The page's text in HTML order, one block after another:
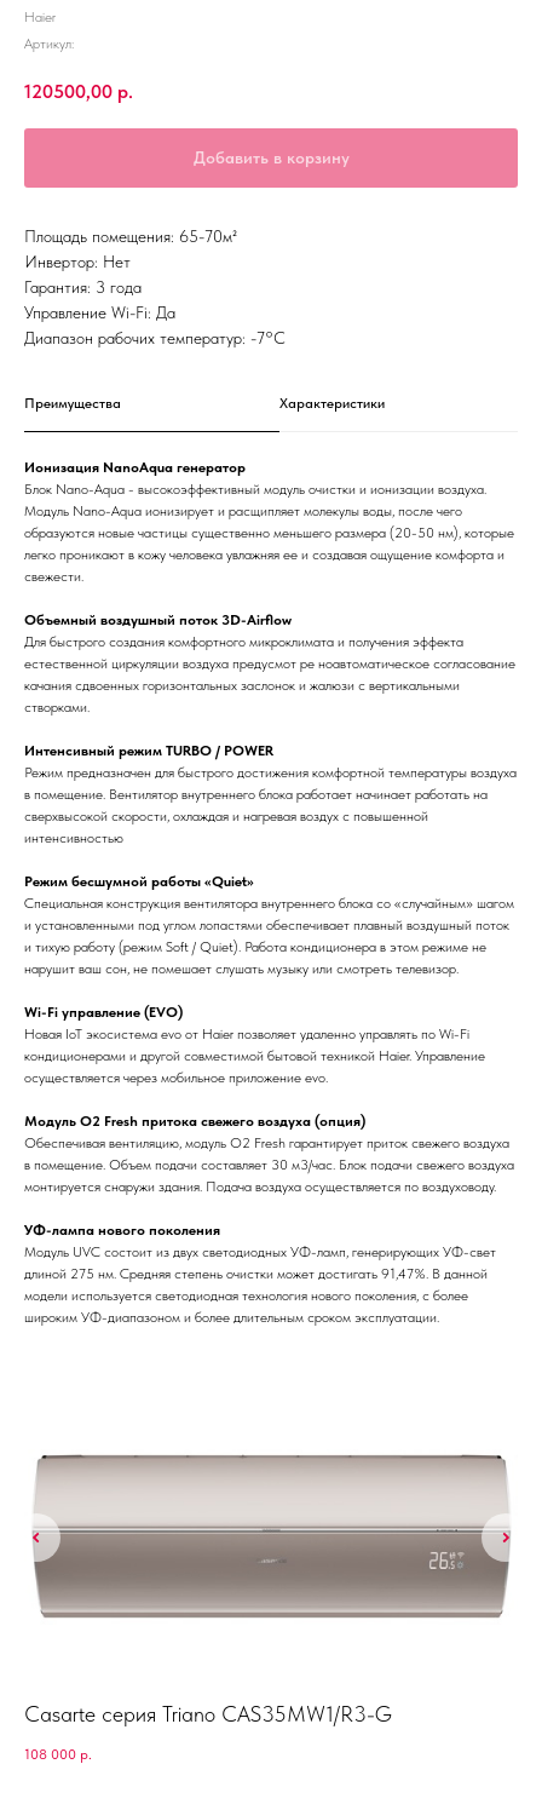
Haier
Артикул:
120500,00 р.
Добавить в корзину
Площадь помещения: 65-70м²
Инвертор: Нет
Гарантия: 3 года
Управление Wi-Fi: Да
Диапазон рабочих температур: -7°С
Преимущества Характеристики
Ионизация NanoAqua генератор
Блок Nano-Aqua - высокоэффективный модуль очистки и ионизации воздуха.
Модуль Nano-Aqua ионизирует и расщипляет молекулы воды, после чего
образуются новые частицы существенно меньшего размера (20-50 нм), которые
легко проникают в кожу человека увлажняя ее и создавая ощущение комфорта и
свежести.
Объемный воздушный поток 3D-Airflow
Для быстрого создания комфортного микроклимата и получения эффекта
естественной циркуляции воздуха предусмот ре ноавтоматическое согласование
качания сдвоенных горизонтальных заслонок и жалюзи с вертикальными
створками.
Интенсивный режим TURBO / POWER
Режим предназначен для быстрого достижения комфортной температуры воздуха
в помещение. Вентилятор внутреннего блока работает начинает работать на
сверхвысокой скорости, охлаждая и нагревая воздух с повышенной
интенсивностью
Режим бесшумной работы «Quiet»
Специальная конструкция вентилятора внутреннего блока со «случайным» шагом
и установленными под углом лопастями обеспечивает плавный воздушный поток
и тихую работу (режим Soft / Quiet). Работа кондиционера в этом режиме не
нарушит ваш сон, не помешает слушать музыку или смотреть телевизор.
Wi-Fi управление (EVO)
Новая IoT экосистема evo от Haier позволяет удаленно управлять по Wi-Fi
кондиционерами и другой совместимой бытовой техникой Haier. Управление
осуществляется через мобильное приложение evo.
Модуль O2 Fresh притока свежего воздуха (опция)
Обеспечивая вентиляцию, модуль O2 Fresh гарантирует приток свежего воздуха
в помещение. Объем подачи составляет 30 м3/час. Блок подачи свежего воздуха
монтируется снаружи здания. Подача воздуха осуществляется по воздуховоду.
УФ-лампа нового поколения
Модуль UVC состоит из двух светодиодных УФ-ламп, генерирующих УФ-свет
длиной 275 нм. Средняя степень очистки может достигать 91,47%. В данной
модели используется светодиодная технология нового поколения, с более
широким УФ-диапазоном и более длительным сроком эксплуатации.
Casarte серия Triano CAS35MW1/R3-G
108 000 р.